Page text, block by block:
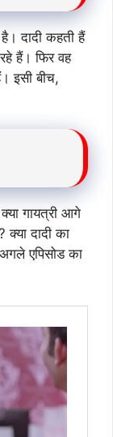
है। दादी कहती हैं
हैं। फिर वह
इसी बीच,
गायत्री आगे
दादी का
एपिसोड का